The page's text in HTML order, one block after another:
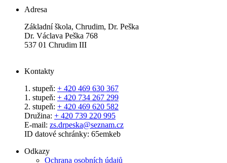
Adresa
Základní škola, Chrudim, Dr. Peška
Dr. Václava Peška 768
537 01 Chrudim III
Kontakty
1. stupeň: + 420 469 630 367
1. stupeň: + 420 734 267 299
2. stupeň: + 420 469 620 582
Družina: + 420 739 220 995
E-mail: zs.drpeska@seznam.cz
ID datové schránky: 65emkeb
Odkazy
Ochrana osobních údajů